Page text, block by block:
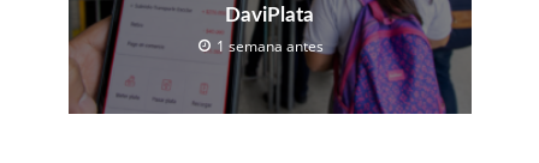
DaviPlata
1 semana antes